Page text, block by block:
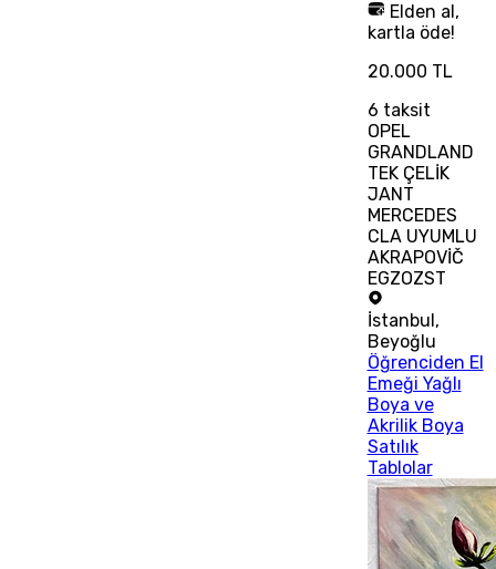
Elden al,
kartla öde!
20.000 TL
6 taksit
OPEL
GRANDLAND
TEK ÇELİK
JANT
MERCEDES
CLA UYUMLU
AKRAPOVİČ
EGZOZST
İstanbul ,
Beyoğlu
Öğrenciden El
Emeği Yağlı
Boya ve
Akrilik Boya
Satılık
Tablolar